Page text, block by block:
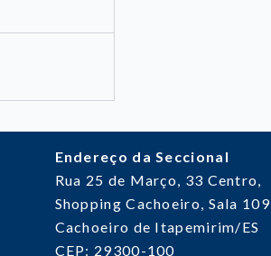
Endereço da Seccional
Rua 25 de Março, 33 Centro,
Shopping Cachoeiro, Sala 109
Cachoeiro de Itapemirim/ES
CEP: 29300-100